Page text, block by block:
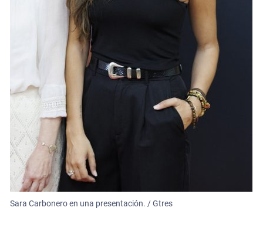
Sara Carbonero en una presentación. / Gtres